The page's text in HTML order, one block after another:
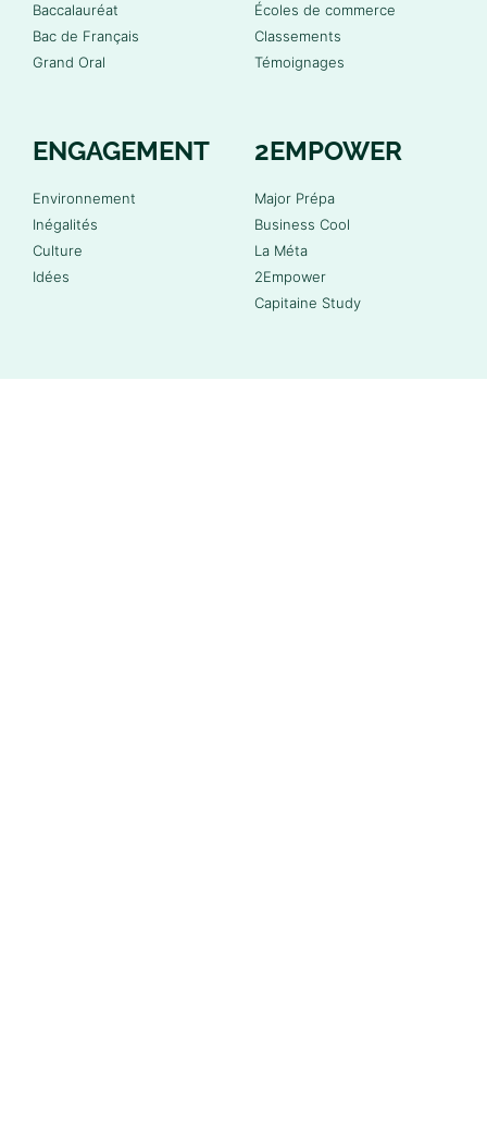
Baccalauréat
Bac de Français
Grand Oral
Écoles de commerce
Classements
Témoignages
ENGAGEMENT
Environnement
Inégalités
Culture
Idées
2EMPOWER
Major Prépa
Business Cool
La Méta
2Empower
Capitaine Study